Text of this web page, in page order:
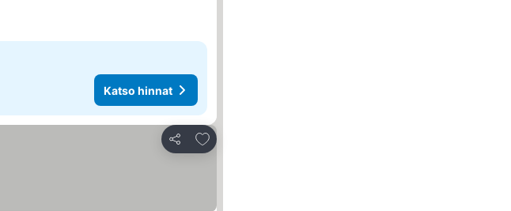
Katso hinnat
Jaa
Lisää suosikkeihin